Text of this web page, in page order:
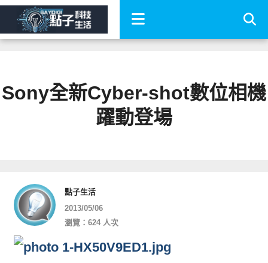
Sony全新Cyber-shot數位相機
躍動登場
點子生活
2013/05/06
瀏覽：624 人次